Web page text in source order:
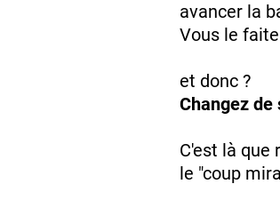
avancer la
Vous le
et donc ?
Changez
C'est là que
le "coup